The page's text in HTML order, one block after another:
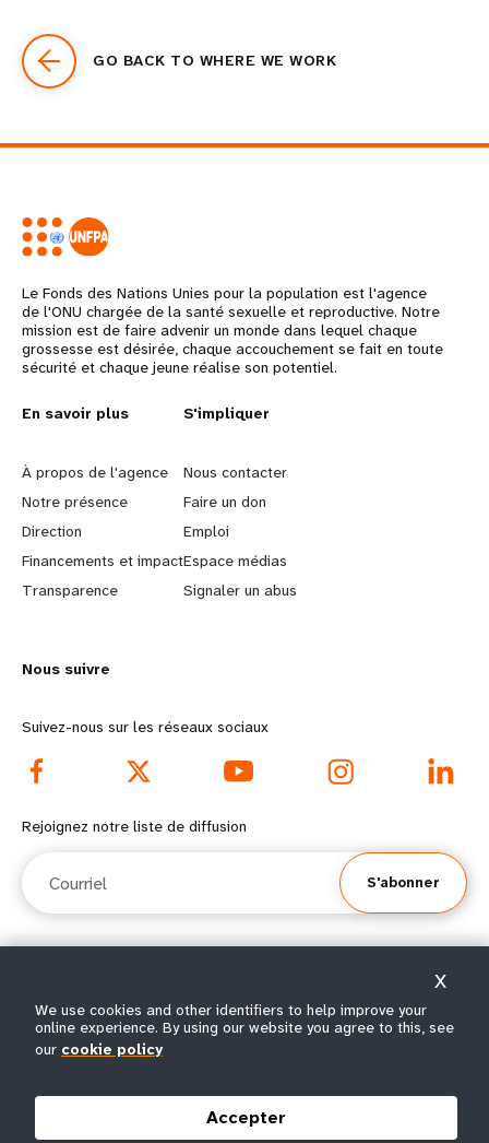
GO BACK TO WHERE WE WORK
Le Fonds des Nations Unies pour la population est l'agence
de l'ONU chargée de la santé sexuelle et reproductive. Notre
mission est de faire advenir un monde dans lequel chaque
grossesse est désirée, chaque accouchement se fait en toute
sécurité et chaque jeune réalise son potentiel.
L
e
a
r
n
o
r
e
f
o
t
e
e
En savoir plus
À propos de l'agence
Notre présence
Direction
Financements et impact
Transparence
G
o
b
e
y
d
o
t
e
r
m
S'impliquer
Nous contacter
Faire un don
Emploi
Espace médias
Signaler un abus
Nous suivre
Suivez-nous sur les réseaux sociaux
Rejoignez notre liste de diffusion
S'abonner
Conditions
d'utilisation
Avis de confidentialité de
l’UNFPA
|
Plan du
site
We use cookies and other identifiers to help improve your
online experience. By using our website you agree to this, see
our cookie policy
Accepter
X